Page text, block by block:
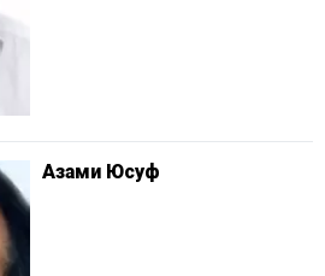
Азами Юсуф